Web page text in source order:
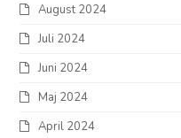
August 2024
Juli 2024
Juni 2024
Maj 2024
April 2024